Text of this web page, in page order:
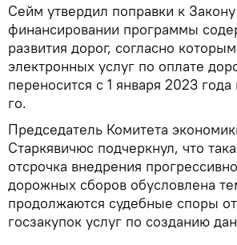
Сейм утвердил поправки к
финансировании программы
развития дорог, согласно
электронных услуг по оплате
переносится с 1 января 2023
го.
Председатель Комитета
Старкявичюс подчеркнул, что
отсрочка внедрения
дорожных сборов обусловлена
продолжаются судебные споры
госзакупок услуг по созданию